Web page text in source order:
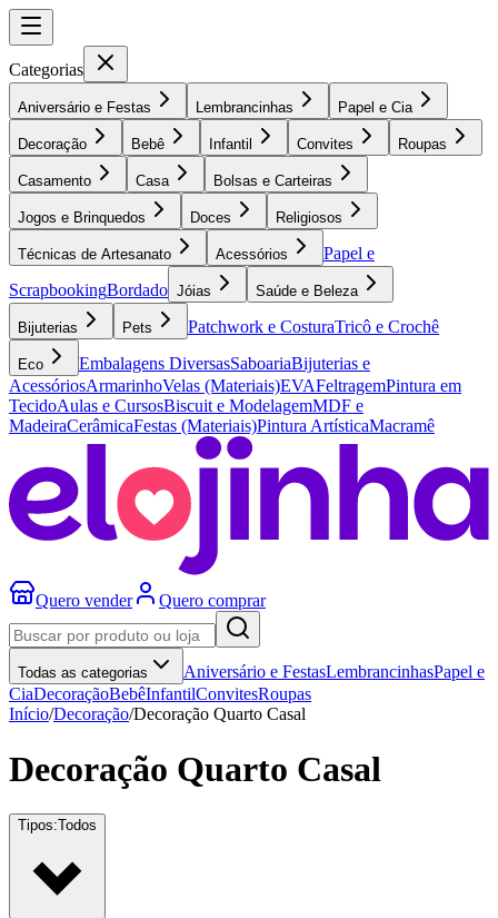
Categorias
Aniversário e Festas Lembrancinhas Papel e Cia
Decoração Bebê Infantil Convites Roupas
Casamento Casa Bolsas e Carteiras
Jogos e Brinquedos Doces Religiosos
Técnicas de Artesanato Acessórios
Papel e
ScrapbookingBordado Jóias Saúde e Beleza
Bijuterias Pets Patchwork e CosturaTricô e Crochê
Eco Embalagens DiversasSaboariaBijuterias e
AcessóriosArmarinhoVelas (Materiais)EVAFeltragemPintura em
TecidoAulas e CursosBiscuit e ModelagemMDF e
MadeiraCerâmicaFestas (Materiais)Pintura ArtísticaMacramê
Quero vender Quero comprar
Todas as categorias Aniversário e FestasLembrancinhasPapel e
CiaDecoraçãoBebêInfantilConvitesRoupas
Início/Decoração/Decoração Quarto Casal
Decoração Quarto Casal
Tipos:Todos